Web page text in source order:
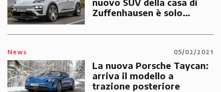
Zuffenhausen è solo
News 05/02/2021
La nuova Porsche Taycan:
arriva il modello a
trazione posteriore